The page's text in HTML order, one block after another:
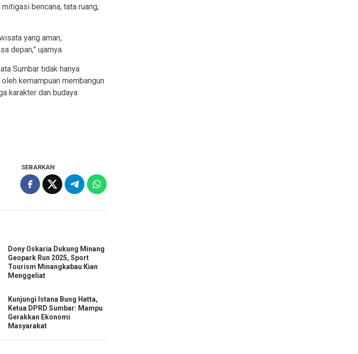
bencana, tata ruang,
yang aman,
depan,” ujarnya.
Sumbar tidak hanya
kemampuan membangun
karakter dan budaya
SEBARKAN
Dony Oskaria Dukung Minang
Geopark Run 2025, Sport
Tourism Minangkabau Kian
Menggeliat
Kunjungi Istana Bung Hatta,
Ketua DPRD Sumbar: Mampu
Gerakkan Ekonomi
Masyarakat